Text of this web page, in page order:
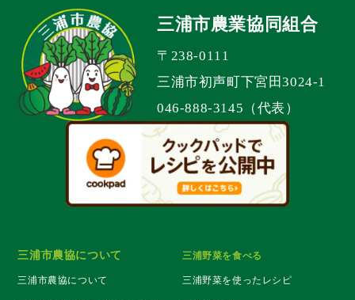
三浦市農業協同組合
〒238-0111
三浦市初声町下宮田3024-1
046-888-3145（代表）
三浦市農協について
三浦市農協について
三浦野菜を食べる
三浦野菜を使ったレシピ